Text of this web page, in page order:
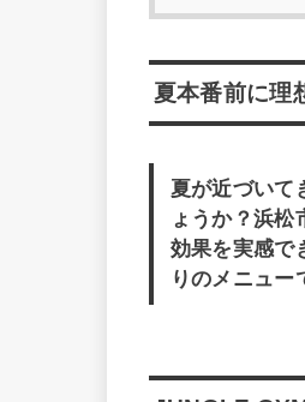
夏本番前に理
夏が近づいて
ょうか？浜松
効果を実感で
りのメニュー